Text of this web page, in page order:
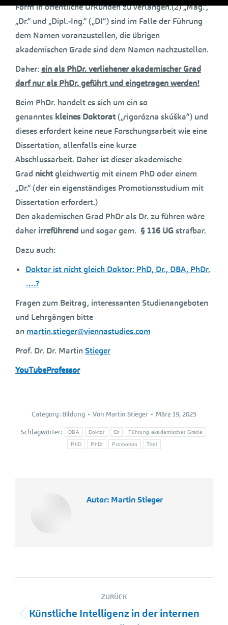
Form in öffentliche Urkunden zu verlangen.(2) „Mag.“,
„Dr.“ und „Dipl.-Ing.“ („DI“) sind im Falle der Führung
dem Namen voranzustellen, die übrigen
akademischen Grade sind dem Namen nachzustellen.
Daher:ein als PhDr. verliehener akademischer Grad
darf nur als PhDr. geführt und eingetragen werden!
Beim PhDr. handelt es sich um ein so
genanntes kleines Doktorat(„rigorózna skúška“) und
dieses erfordert keine neue Forschungsarbeit wie eine
Dissertation, allenfalls eine kurze
Abschlussarbeit. Daher ist dieser akademische
Grad nichtgleichwertig mit einem PhD oder einem
„Dr.“ (der ein eigenständiges Promotionsstudium mit
Dissertation erfordert.)
Den akademischen Grad PhDr als Dr. zu führen wäre
daher irreführend und sogar gem. § 116 UGstrafbar.
Dazu auch:
Doktor ist nicht gleich Doktor: PhD, Dr., DBA, PhDr.
….?
Fragen zum Beitrag, interessanten Studienangeboten
und Lehrgängen bitte
an martin.stieger@viennastudies.com
Prof. Dr. Dr. Martin Stieger
YouTubeProfessor
Category: Bildung Von Martin Stieger März 19, 2025
Schlagwörter: DBA Doktor Dr Führung akademischer Grade
PhD PhDr Promotion Titel
Autor: Martin Stieger
Kommentarnavigation
ZURÜCK
Vorheriger
Künstliche Intelligenz in der internen